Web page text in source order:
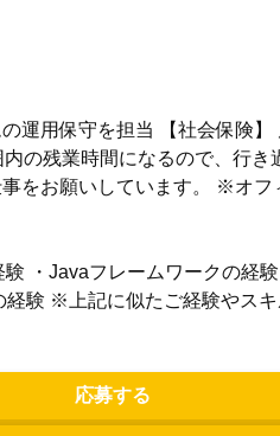
運用保守を担当 【社会保険
の残業時間になるので、行
をお願いしています。 ※オフ
・Javaフレームワークの経
経験 ※上記に似たご経験やス
応募する